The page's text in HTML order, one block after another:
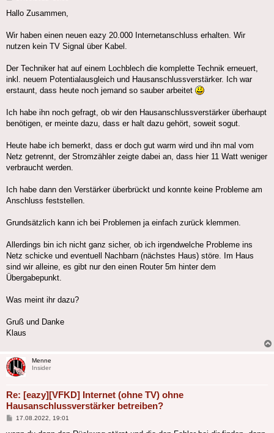
Hallo Zusammen,
Wir haben einen neuen eazy 20.000 Internetanschluss erhalten. Wir
nutzen kein TV Signal über Kabel.
Der Techniker hat auf einem Lochblech die komplette Technik erneuert,
inkl. neuem Potentialausgleich und Hausanschlussverstärker. Ich war
erstaunt, dass heute noch jemand so sauber arbeitet
Ich habe ihn noch gefragt, ob wir den Hausanschlussverstärker überhaupt
benötigen, er meinte dazu, dass er halt dazu gehört, soweit sogut.
Heute habe ich bemerkt, dass er doch gut warm wird und ihn mal vom
Netz getrennt, der Stromzähler zeigte dabei an, dass hier 11 Watt weniger
verbraucht werden.
Ich habe dann den Verstärker überbrückt und konnte keine Probleme am
Anschluss feststellen.
Grundsätzlich kann ich bei Problemen ja einfach zurück klemmen.
Allerdings bin ich nicht ganz sicher, ob ich irgendwelche Probleme ins
Netz schicke und eventuell Nachbarn (nächstes Haus) störe. Im Haus
sind wir alleine, es gibt nur den einen Router 5m hinter dem
Übergabepunkt.
Was meint ihr dazu?
Gruß und Danke
Klaus
Menne
Insider
Re: [eazy][VFKD] Internet (ohne TV) ohne
Hausanschlussverstärker betreiben?
Beitrag
17.08.2022, 19:01